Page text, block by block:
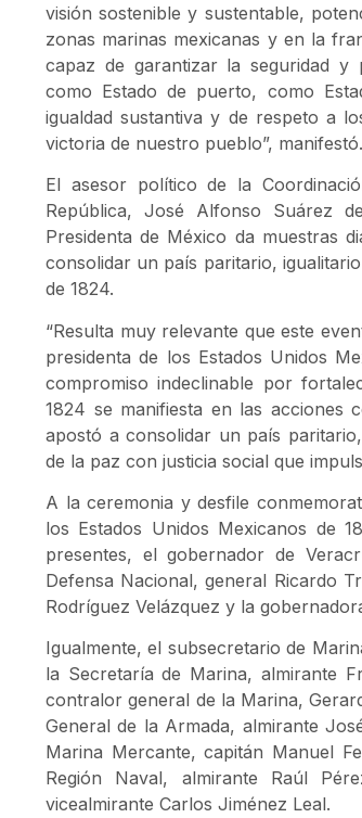
visión sostenible y sustentable,
zonas marinas mexicanas y en la
capaz de garantizar la seguridad y
como Estado de puerto, como
igualdad sustantiva y de respeto a
victoria de nuestro pueblo”, manifestó.
El asesor político de la
República, José Alfonso Suárez
Presidenta de México da muestras
consolidar un país paritario,
de 1824.
“Resulta muy relevante que este
presidenta de los Estados Unidos
compromiso indeclinable por
1824 se manifiesta en las acciones
apostó a consolidar un país
de la paz con justicia social que
A la ceremonia y desfile
los Estados Unidos Mexicanos de
presentes, el gobernador de
Defensa Nacional, general Ricardo
Rodríguez Velázquez y la
Igualmente, el subsecretario de
la Secretaría de Marina, almirante
contralor general de la Marina,
General de la Armada, almirante
Marina Mercante, capitán Manuel
Región Naval, almirante Raúl
vicealmirante Carlos Jiménez Leal.